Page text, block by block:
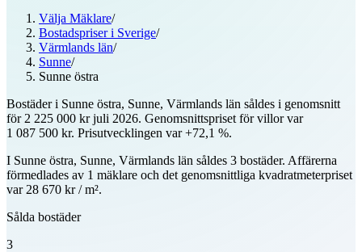
Välja Mäklare/
Bostadspriser i Sverige/
Värmlands län/
Sunne/
Sunne östra
Bostäder i Sunne östra, Sunne, Värmlands län såldes i genomsnitt
för 2 225 000 kr juli 2026. Genomsnittspriset för villor var
1 087 500 kr. Prisutvecklingen var +72,1 %.
I Sunne östra, Sunne, Värmlands län såldes 3 bostäder. Affärerna
förmedlades av 1 mäklare och det genomsnittliga kvadratmeterpriset
var 28 670 kr / m².
Sålda bostäder
3